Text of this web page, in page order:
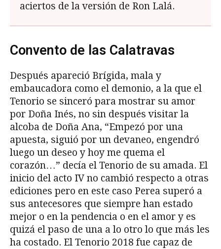
aciertos de la versión de Ron Lalá.
Convento de las Calatravas
Después apareció Brígida, mala y
embaucadora como el demonio, a la que el
Tenorio se sinceró para mostrar su amor
por Doña Inés, no sin después visitar la
alcoba de Doña Ana, “Empezó por una
apuesta, siguió por un devaneo, engendró
luego un deseo y hoy me quema el
corazón…” decía el Tenorio de su amada. El
inicio del acto IV no cambió respecto a otras
ediciones pero en este caso Perea superó a
sus antecesores que siempre han estado
mejor o en la pendencia o en el amor y es
quizá el paso de una a lo otro lo que más les
ha costado. El Tenorio 2018 fue capaz de